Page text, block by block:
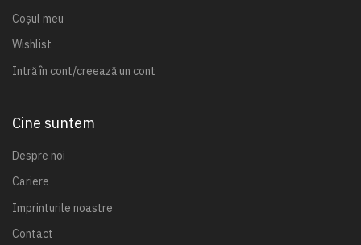
Coșul meu
Wishlist
Intră în cont/creează un cont
Cine suntem
Despre noi
Cariere
Imprinturile noastre
Contact